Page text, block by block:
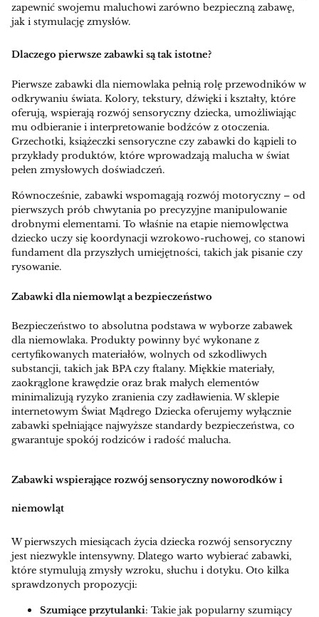
zapewnić swojemu maluchowi zarówno bezpieczną zabawę,
jak i stymulację zmysłów.
Dlaczego pierwsze zabawki są tak istotne?
Pierwsze zabawki dla niemowlaka pełnią rolę przewodników w
odkrywaniu świata. Kolory, tekstury, dźwięki i kształty, które
oferują, wspierają rozwój sensoryczny dziecka, umożliwiając
mu odbieranie i interpretowanie bodźców z otoczenia.
Grzechotki, książeczki sensoryczne czy zabawki do kąpieli to
przykłady produktów, które wprowadzają malucha w świat
pełen zmysłowych doświadczeń.
Równocześnie, zabawki wspomagają rozwój motoryczny – od
pierwszych prób chwytania po precyzyjne manipulowanie
drobnymi elementami. To właśnie na etapie niemowlęctwa
dziecko uczy się koordynacji wzrokowo-ruchowej, co stanowi
fundament dla przyszłych umiejętności, takich jak pisanie czy
rysowanie.
Zabawki dla niemowląt a bezpieczeństwo
Bezpieczeństwo to absolutna podstawa w wyborze zabawek
dla niemowlaka. Produkty powinny być wykonane z
certyfikowanych materiałów, wolnych od szkodliwych
substancji, takich jak BPA czy ftalany. Miękkie materiały,
zaokrąglone krawędzie oraz brak małych elementów
minimalizują ryzyko zranienia czy zadławienia. W sklepie
internetowym Świat Mądrego Dziecka oferujemy wyłącznie
zabawki spełniające najwyższe standardy bezpieczeństwa, co
gwarantuje spokój rodziców i radość malucha.
Zabawki wspierające rozwój sensoryczny noworodków i
niemowląt
W pierwszych miesiącach życia dziecka rozwój sensoryczny
jest niezwykle intensywny. Dlatego warto wybierać zabawki,
które stymulują zmysły wzroku, słuchu i dotyku. Oto kilka
sprawdzonych propozycji:
Szumiące przytulanki: Takie jak popularny szumiący